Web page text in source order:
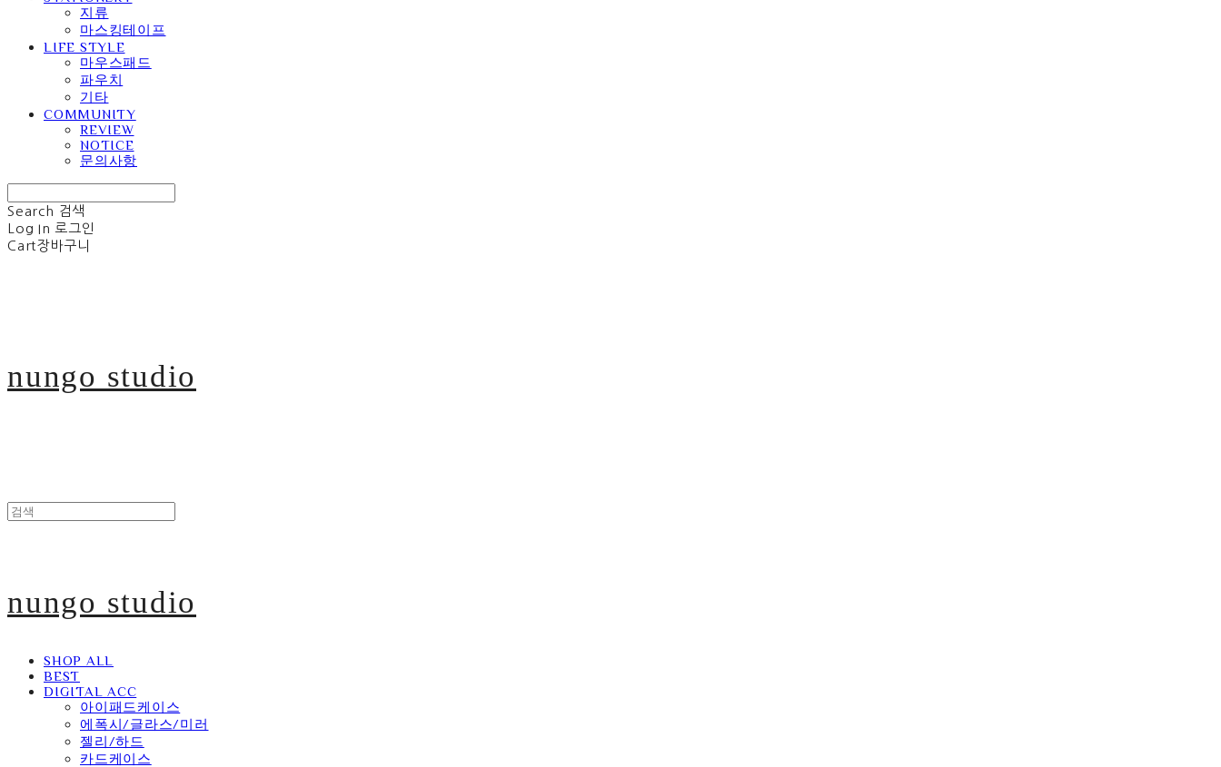
지류
마스킹테이프
LIFE STYLE
마우스패드
파우치
기타
COMMUNITY
REVIEW
NOTICE
문의사항
Search 검색
Log In 로그인
Cart장바구니
nungo studio
nungo studio
SHOP ALL
BEST
DIGITAL ACC
아이패드케이스
에폭시/글라스/미러
젤리/하드
카드케이스